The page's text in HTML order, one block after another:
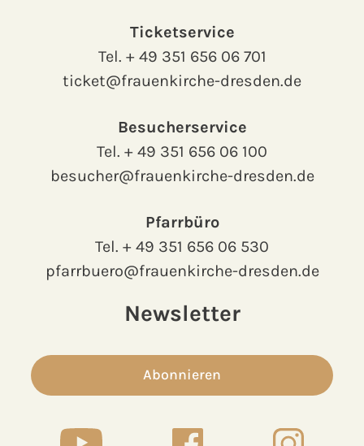
Ticketservice
Tel. + 49 351 656 06 701
ticket@frauenkirche-dresden.de
Besucherservice
Tel. + 49 351 656 06 100
besucher@frauenkirche-dresden.de
Pfarrbüro
Tel. + 49 351 656 06 530
pfarrbuero@frauenkirche-dresden.de
Newsletter
Abonnieren